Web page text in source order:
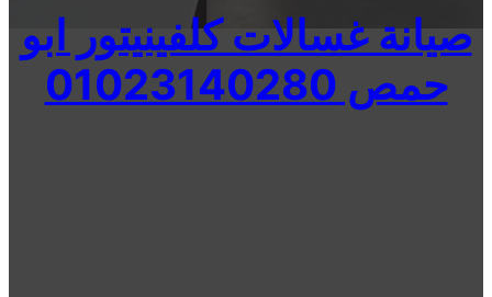
صيانة غسالات كلفينيتور ابو
حمص 01023140280